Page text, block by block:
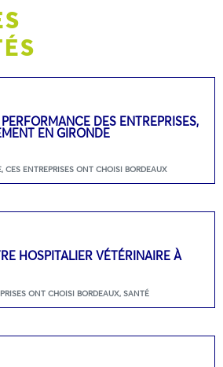
DES ENTREPRISES,
EN GIRONDE
, CES ENTREPRISES ONT CHOISI BORDEAUX
HOSPITALIER VÉTÉRINAIRE À
ONT CHOISI BORDEAUX, SANTÉ